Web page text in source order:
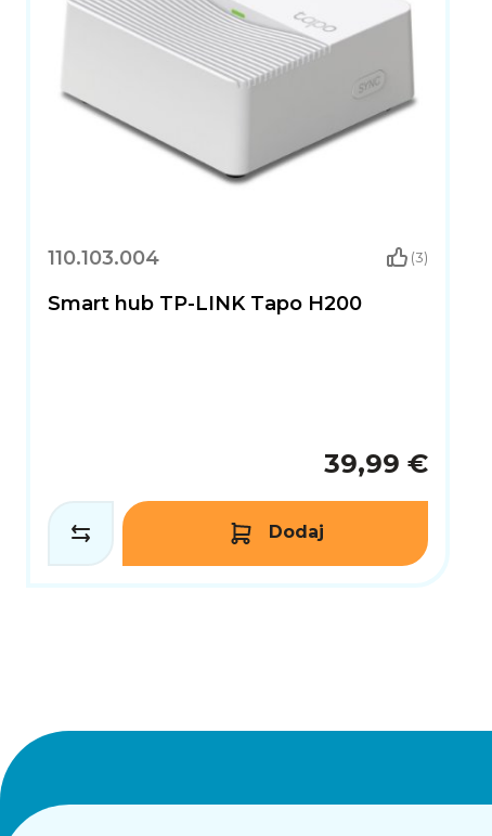
110.103.004 (3)
Smart hub TP-LINK Tapo H200
39,99 €
Dodaj